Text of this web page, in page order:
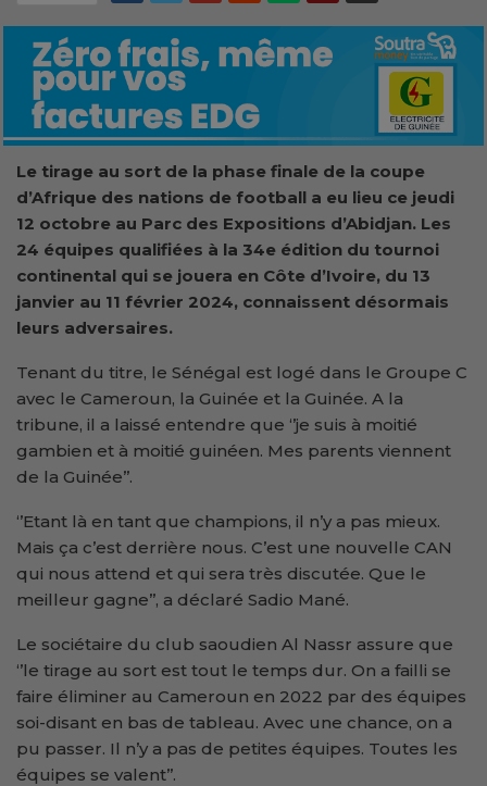
Le tirage au sort de la phase finale de la coupe
d’Afrique des nations de football a eu lieu ce jeudi
12 octobre au Parc des Expositions d’Abidjan. Les
24 équipes qualifiées à la 34e édition du tournoi
continental qui se jouera en Côte d’Ivoire, du 13
janvier au 11 février 2024, connaissent désormais
leurs adversaires.
Tenant du titre, le Sénégal est logé dans le Groupe C
avec le Cameroun, la Guinée et la Guinée. A la
tribune, il a laissé entendre que ‘’je suis à moitié
gambien et à moitié guinéen. Mes parents viennent
de la Guinée’’.
‘’Etant là en tant que champions, il n’y a pas mieux.
Mais ça c’est derrière nous. C’est une nouvelle CAN
qui nous attend et qui sera très discutée. Que le
meilleur gagne’’, a déclaré Sadio Mané.
Le sociétaire du club saoudien Al Nassr assure que
‘’le tirage au sort est tout le temps dur. On a failli se
faire éliminer au Cameroun en 2022 par des équipes
soi-disant en bas de tableau. Avec une chance, on a
pu passer. Il n’y a pas de petites équipes. Toutes les
équipes se valent’’.